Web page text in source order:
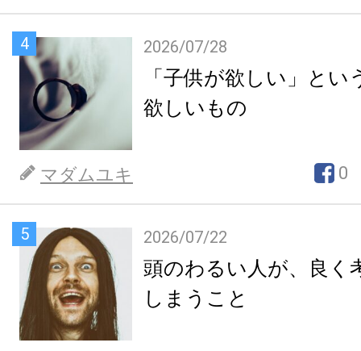
4 2026/07/28
「子供が欲しい」とい
欲しいもの
マダムユキ 0
5 2026/07/22
頭のわるい人が、良く
しまうこと